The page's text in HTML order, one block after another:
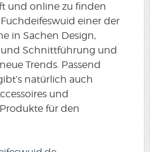
und online zu finden
einer der
in Sachen Design,
und Schnittführung und
Trends. Passend
natürlich auch
und
für den